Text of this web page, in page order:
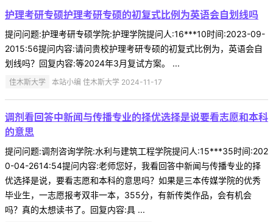
护理考研专硕护理考研专硕的初复式比例为英语会自划线吗
提问问题:护理考研专硕学院:护理学院提问人:16***10时间:2023-09-
2015:56提问内容:请问贵校护理考研专硕的初复式比例为，英语会自
划线吗？回复内容:等2024年3月复试方案。 ...
佳木斯大学 本站小编 佳木斯大学 2024-11-17
调剂看回答中新闻与传播专业的择优选择是说要看志愿和本科
的意思
提问问题:调剂咨询学院:水利与建筑工程学院提问人:15***35时间:202
0-04-2614:54提问内容:老师您好，我看回答中新闻与传播专业的择
优选择是说，要看志愿和本科的意思吗？如果是三本传媒学院的优秀
毕业生，一志愿报考双非一本，355分，有新传类作品，会有机会
吗？真的太想读书了。回复内容:具 ...